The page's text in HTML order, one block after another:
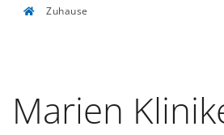
Zuhause
Marien